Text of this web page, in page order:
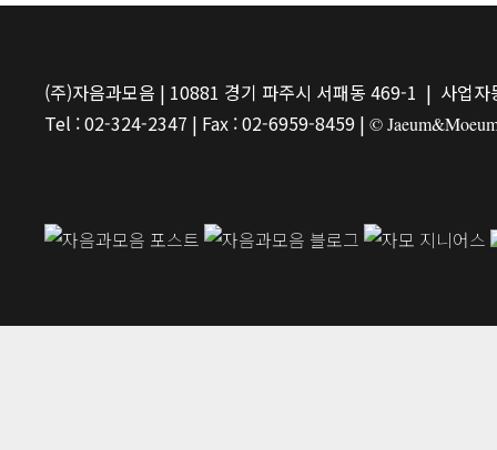
(주)자음과모음 | 10881 경기 파주시 서패동 469-1 | 사업
Tel : 02-324-2347 | Fax : 02-6959-8459 | ©